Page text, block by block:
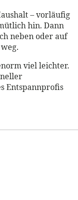
– vorläufig
hin. Dann
neben oder auf
viel leichter.
Entspannprofis